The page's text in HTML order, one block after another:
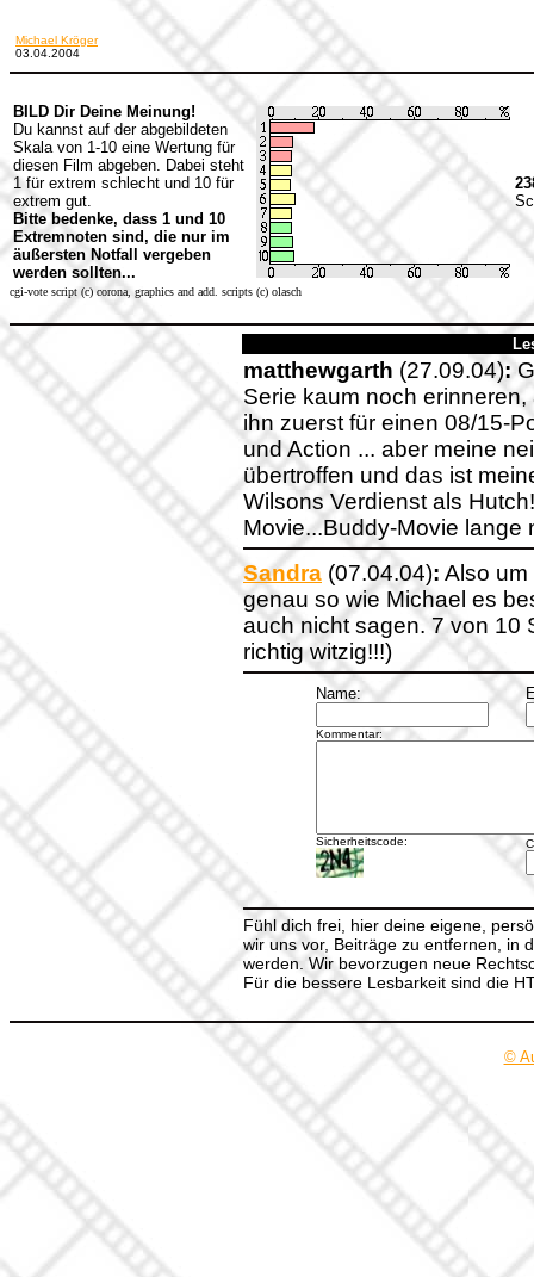
Michael Kröger
03.04.2004
BILD Dir Deine Meinung!
Du kannst auf der abgebildeten
Skala von 1-10 eine Wertung für
diesen Film abgeben. Dabei steht
1 für extrem schlecht und 10 für
extrem gut.
Bitte bedenke, dass 1 und 10
Extremnoten sind, die nur im
äußersten Notfall vergeben
werden sollten...
cgi-vote script (c) corona, graphics and add. scripts (c) olasch
matthewgarth (27.09.04):
Serie kaum noch
ihn zuerst für einen 08/15-
und Action ... aber meine
übertroffen und das ist
Wilsons Verdienst als
Movie...Buddy-Movie lange
Sandra (07.04.04): Also
genau so wie Michael es
auch nicht sagen. 7 von 10
richtig witzig!!!)
Name:
Kommentar:
Sicherheitscode:
Fühl dich frei, hier deine eigene,
wir uns vor, Beiträge zu entfernen, in
werden. Wir bevorzugen neue
Für die bessere Lesbarkeit sind die
©